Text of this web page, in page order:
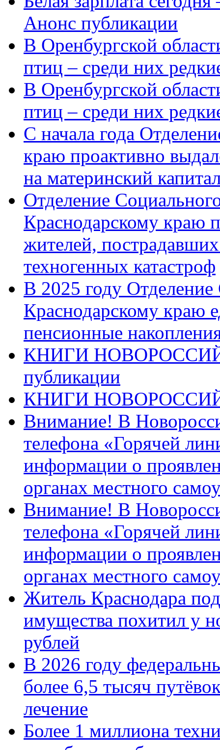
Анонс публикации
В Оренбургской
птиц – среди них
В Оренбургской
птиц – среди них
С начала года
краю проактивно
на материнский
Отделение
Краснодарскому краю
жителей,
техногенных катастроф
В 2025 году
Краснодарскому краю
пенсионные
КНИГИ
публикации
КНИГИ
Внимание! В
телефона «Горячей
информации о
органах местного
Внимание! В
телефона «Горячей
информации о
органах местного
Житель Краснодара
имущества похитил у
рублей
В 2026 году
более 6,5 тысяч
лечение
Более 1 миллиона